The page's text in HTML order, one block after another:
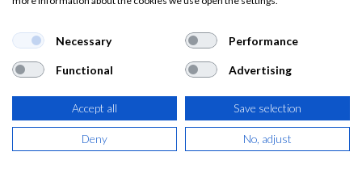
antigolpes
EPIs de Protección de la Cabeza |
Cascos de Seguridad y Antigolpes.
En esta sección encontrarás una selección de artículos
indicados para la
protección de la cabeza.Te mostramos
Necessary Performance
Functional Advertising
Accept all Save selection
Deny No, adjust